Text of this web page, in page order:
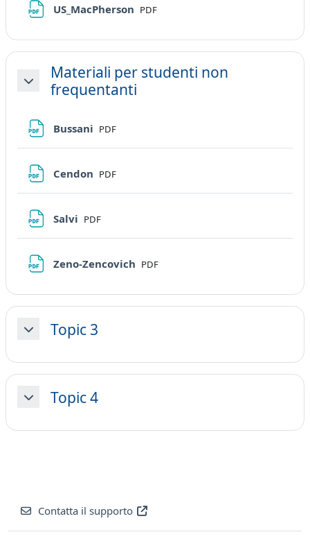
US_MacPherson File
PDF
Minimizza
Materiali per studenti non
frequentanti
Bussani File
PDF
Cendon File
PDF
Salvi File
PDF
Zeno-Zencovich File
PDF
MinimizzaTopic 3
MinimizzaTopic 4
Contatta il supporto